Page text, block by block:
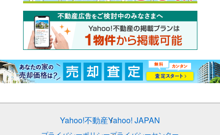
Yahoo!不動産Yahoo! JAPAN